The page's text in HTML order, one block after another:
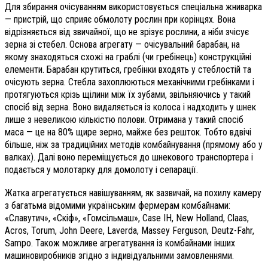
Для збирання очісуванням використовується спеціальна жниварка
— пристрій, що сприяє обмолоту рослин при корінцях. Вона
відрізняється від звичайної, що не зрізує рослини, а ніби зчісує
зерна зі стебел. Основа агрегату — очісувальний барабан, на
якому знаходяться схожі на граблі (чи гребінець) конструкційні
елементи. Барабан крутиться, гребінки входять у стеблостій та
очісують зерна. Стебла захоплюються механічними гребінками і
протягуються крізь щілини між їх зубами, звільняючись у такий
спосіб від зерна. Воно видаляється із колоса і надходить у шнек
лише з невеликою кількістю полови. Отримана у такий спосіб
маса — це на 80% щире зерно, майже без решток. Тобто вдвічі
більше, ніж за традиційних методів комбайнування (прямому або у
валках). Далі воно переміщує­ться до шнекового транспортера і
подається у молотарку для домолоту і сепарації.
Жатка агрегатується навішуванням, як зазвичай, на похилу камеру
з багатьма відомими українським фермерам комбайнами:
«Славутич», «Скіф», «Гомсільмаш», Case IH, New Holland, Claas,
Acros, Torum, John Deere, Laverda, Massey Ferguson, Deutz-Fahr,
Sampo. Також можливе агрегатування із комбайнами інших
машиновиробників згідно з індивідуальними замовленнями.